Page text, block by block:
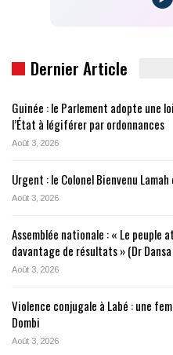
Dernier Article
Guinée : le Parlement adopte une
l’État à légiférer par ordonnances
Août 3, 2026
Urgent : le Colonel Bienvenu
Août 3, 2026
Assemblée nationale : « Le peuple
davantage de résultats » (Dr
Août 3, 2026
Violence conjugale à Labé : une
Dombi
Août 3, 2026